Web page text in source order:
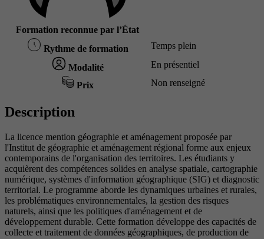
Formation reconnue par l’État
Rythme de formation Temps plein
Modalité En présentiel
Prix Non renseigné
Description
La licence mention géographie et aménagement proposée par
l'Institut de géographie et aménagement régional forme aux enjeux
contemporains de l'organisation des territoires. Les étudiants y
acquièrent des compétences solides en analyse spatiale, cartographie
numérique, systèmes d'information géographique (SIG) et diagnostic
territorial. Le programme aborde les dynamiques urbaines et rurales,
les problématiques environnementales, la gestion des risques
naturels, ainsi que les politiques d'aménagement et de
développement durable. Cette formation développe des capacités de
collecte et traitement de données géographiques, de production de